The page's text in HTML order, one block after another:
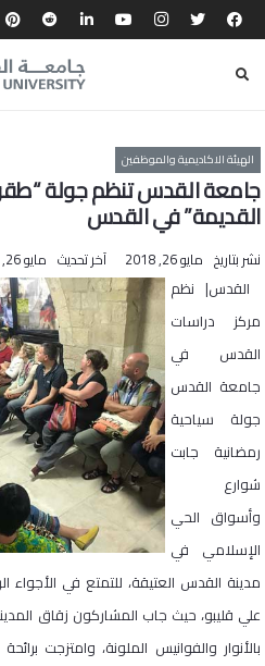
الهيئة الاكاديمية والموظفين
جامعة القدس تنظم جولة
القديمة” في القدس
نشر بتاريخ مايو 26, 2018 آخر تحديث مايو 26, 2018
القدس| نظم
مركز دراسات
القدس في
جامعة القدس
جولة سياحية
رمضانية جابت
شوارع
وأسواق الحي
الإسلامي في
مدينة القدس العتيقة، للتمتع في الأجواء
علي قليبو، حيث جاب المشاركون زقاق
بالأنوار والفوانيس الملونة، وامتزجت